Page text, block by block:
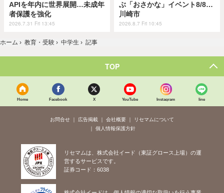
APIを年内に世界展開…未成年
者保護を強化
2026.7.31 Fri 13:45
ぶ「おさかな」イベント8/8…
川崎市
2026.8.7 Fri 10:45
ホーム › 教育・受験 › 中学生 › 記事
TOP
Home Facebook X YouTube Instagram line
お問合せ 広告掲載 会社概要
リセマムについて
個人情報保護方針
リセマムは、株式会社イード（東証グロース上場）の運
営するサービスです。
証券コード：6038